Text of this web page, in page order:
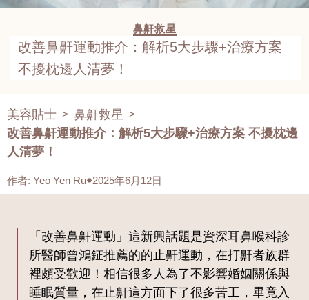
鼻鼾救星
改善鼻鼾運動推介：解析5大步驟+治療方案
不擾枕邊人清夢！
美容貼士 > 鼻鼾救星 >
改善鼻鼾運動推介：解析5大步驟+治療方案 不擾枕邊
人清夢！
作者: Yeo Yen Ru 2025年6月12日
「改善鼻鼾運動」這新興話題是資深耳鼻喉科診
所醫師曾鴻鉦推薦的的止鼾運動，在打鼾者族群
裡頗受歡迎！相信很多人為了不影響婚姻關係與
睡眠質量，在止鼾這方面下了很多苦工，畢竟入